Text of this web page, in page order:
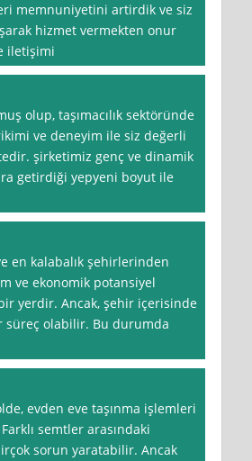
memnuniyetini artirdik ve siz
hizmet vermekten onur
iletişimi
olup, taşımacılık sektöründe
ve deneyim ile siz değerli
şirketimiz genç ve dinamik
getirdiği yepyeni boyut ile
en kalabalık şehirlerinden
ve ekonomik potansiyel
yerdir. Ancak, şehir içerisinde
süreç olabilir. Bu durumda
evden eve taşınma işlemleri
semtler arasındaki
sorun yaratabilir. Ancak